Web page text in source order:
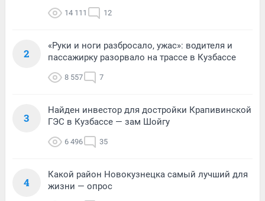
14 111 12
2
«Руки и ноги разбросало, ужас»: водителя и
пассажирку разорвало на трассе в Кузбассе
8 557 7
3
Найден инвестор для достройки Крапивинской
ГЭС в Кузбассе — зам Шойгу
6 496 35
4
Какой район Новокузнецка самый лучший для
жизни — опрос